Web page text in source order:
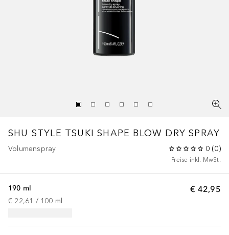
SHU STYLE TSUKI SHAPE BLOW DRY SPRAY
Volumenspray 0 (0)
Preise inkl. MwSt.
€ 42,95
190 ml
€ 22,61 / 100 ml